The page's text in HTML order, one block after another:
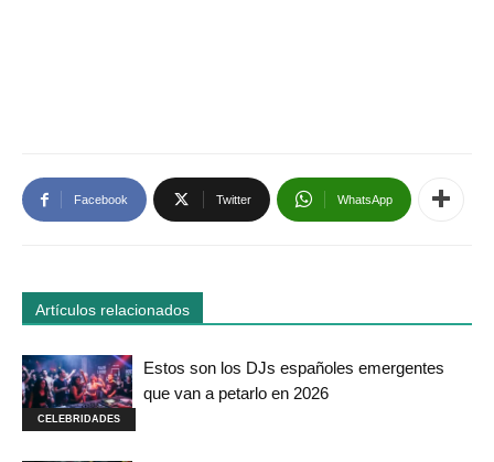
Facebook Twitter WhatsApp
Artículos relacionados
CELEBRIDADES
Estos son los DJs españoles emergentes
que van a petarlo en 2026